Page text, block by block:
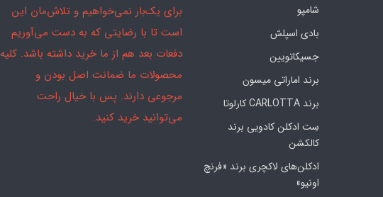
شامپو
بادی اسپلش
جسیکاتویین
برند اماراتی میسون
برند CARLOTTA کارلوتا
سِت ادکلن کادویی برند
کالکشن
ادکلن‌های لاکچری برند «فرنچ
اونیو»
برای یک‌بار نمی‌خواهیم و تلاش‌مان این
است تا با رضایتی که به دست می‌آوریم
دفعات بعد هم از ما خرید داشته باشد. کلیه
محصولات ما ضمانت اصل بودن و
مرجوعی دارند. پس با خیال راحت
می‌توانید خرید کنید.